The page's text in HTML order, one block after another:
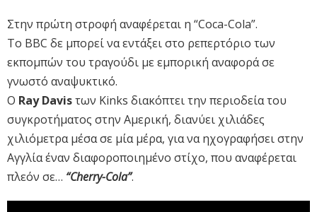
Στην πρώτη στροφή αναφέρεται η “Coca-Cola”.
Το BBC δε μπορεί να εντάξει στο ρεπερτόριο των
εκπομπών του τραγούδι με εμπορική αναφορά σε
γνωστό αναψυκτικό.
Ο Ray Davisτων Kinks διακόπτει την περιοδεία του
συγκροτήματος στην Αμερική, διανύει χιλιάδες
χιλιόμετρα μέσα σε μία μέρα, για να ηχογραφήσει στην
Αγγλία έναν διαφοροποιημένο στίχο, που αναφέρεται
πλεόν σε… “Cherry-Cola”.